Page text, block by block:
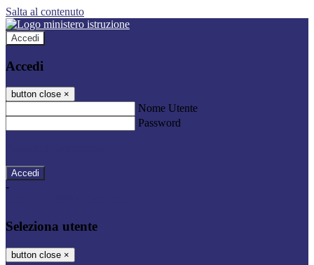
Salta al contenuto
Accedi
Accedi
button close ×
Nome Utente
Password
-
Seleziona utente
button close ×